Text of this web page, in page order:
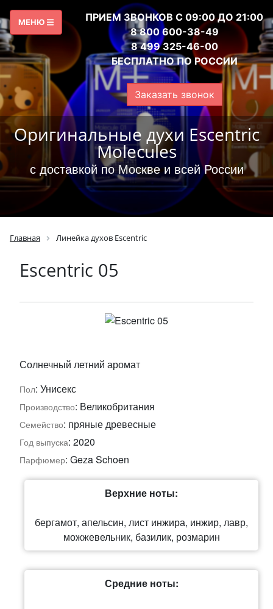
МЕНЮ
ПРИЕМ ЗВОНКОВ С 09:00 ДО 21:00
8 800 600-38-49
8 499 325-46-00
БЕСПЛАТНО ПО РОССИИ
Заказать звонок
Оригинальные духи Escentric
Molecules
с доставкой по Москве и всей России
Главная Линейка духов Escentric
Escentric 05
Солнечный летний аромат
Пол: Унисекс
Производство: Великобритания
Семейство: пряные древесные
Год выпуска: 2020
Парфюмер: Geza Schoen
Верхние ноты:
бергамот, апельсин, лист инжира, инжир, лавр,
можжевельник, базилик, розмарин
Средние ноты: